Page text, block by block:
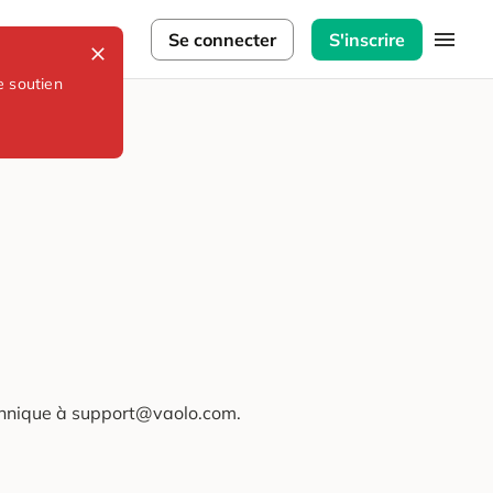
soutien
Se connecter S'inscrire
à support@vaolo.com.